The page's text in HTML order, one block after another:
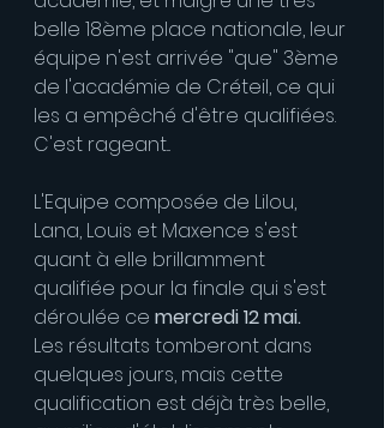
belle 18ème place nationale, leur
équipe n'est arrivée "que" 3ème
de l'académie de Créteil, ce qui
les a empêché d'être qualifiées.
C'est rageant...
L'Equipe composée de Lilou,
Lana, Louis et Maxence s'est
quant à elle brillamment
qualifiée pour la finale qui s'est
déroulée ce mercredi 12 mai.
Les résultats tomberont dans
quelques jours, mais cette
qualification est déjà très belle,